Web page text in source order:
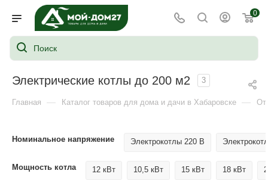
0
Электрические котлы до 200 м2 3
Главная — Каталог товаров для дома и дачи в Хабаровске —
Номинальное напряжение Электрокотлы 220 В
Мощность котла 12 кВт 10,5 кВт 15 кВт 18 кВт